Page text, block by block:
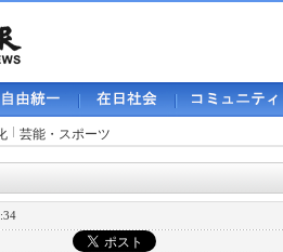
芸能・スポーツ